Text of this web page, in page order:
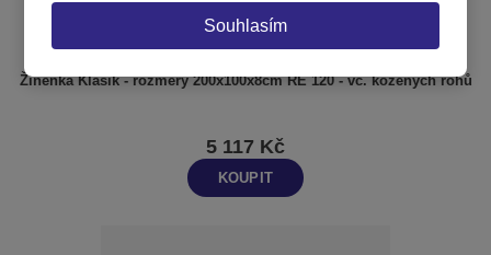
Souhlasím
Žíněnka Klasik - rozměry 200x100x8cm RE 120 - vč. kožených rohů
5 117 Kč
KOUPIT